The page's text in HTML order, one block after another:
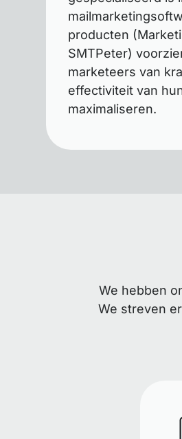
producten
SMTPeter)
marketeers van
effectiviteit van
maximaliseren.
We hebben
We streven